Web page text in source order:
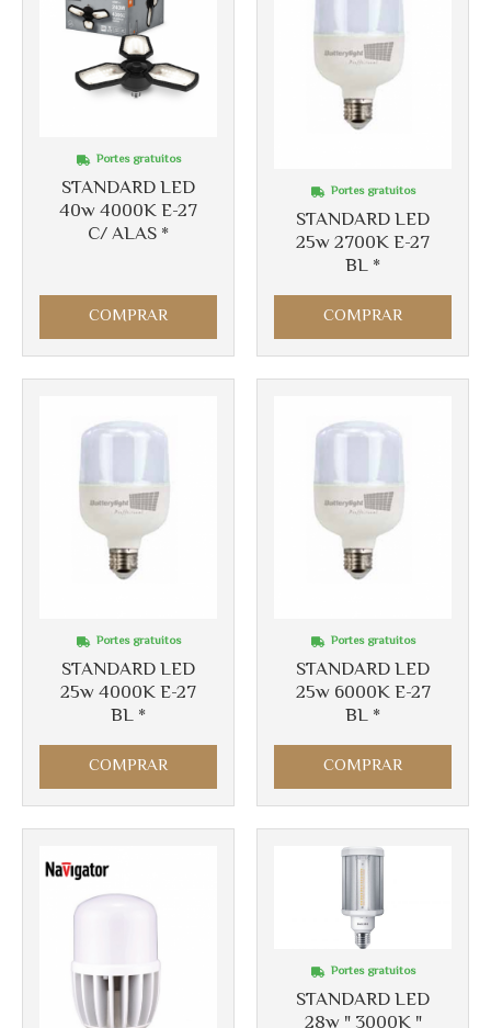
STANDARD LED
40w 4000K E-27
C/ ALAS *
Portes gratuitos
COMPRAR
STANDARD LED
25w 2700K E-27
BL *
Portes gratuitos
COMPRAR
STANDARD LED
25w 4000K E-27
BL *
Portes gratuitos
COMPRAR
STANDARD LED
25w 6000K E-27
BL *
Portes gratuitos
COMPRAR
STANDARD LED
Portes gratuitos
Más info Más info